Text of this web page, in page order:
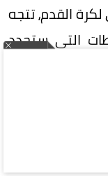
القدم، تتجه
التي ستحدد
لم تعد
بل
يتطلع إلى
وحضوراً